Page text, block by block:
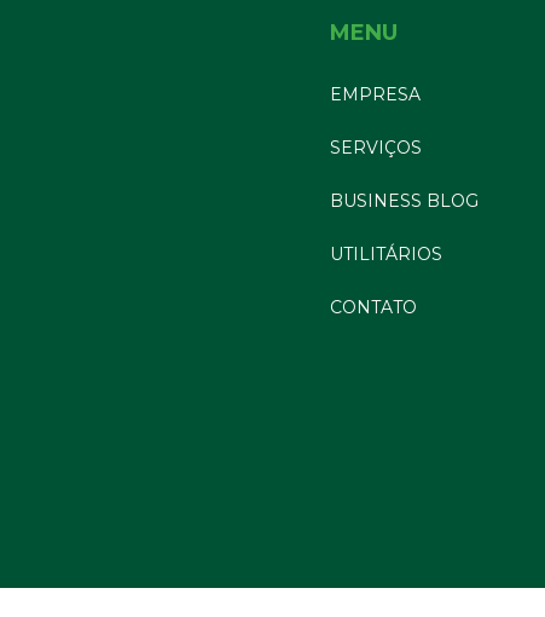
MENU
EMPRESA
SERVIÇOS
BUSINESS BLOG
UTILITÁRIOS
CONTATO